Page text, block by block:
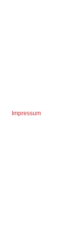
Impressum